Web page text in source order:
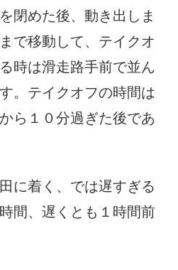
閉めた後、動き出しま
で移動して、テイクオ
時は滑走路手前で並ん
。テイクオフの時間は
ら１０分過ぎた後であ
に着く、では遅すぎる
間、遅くとも１時間前